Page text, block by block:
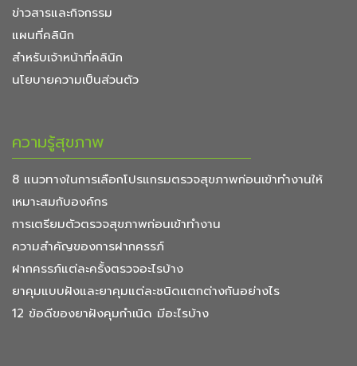
ข่าวสารและกิจกรรม
แผนที่คลินิก
สำหรับเจ้าหน้าที่คลินิก
นโยบายความเป็นส่วนตัว
ความรู้สุขภาพ
8 แนวทางในการเลือกโปรแกรมตรวจสุขภาพก่อนเข้าทำงานให้
เหมาะสมกับองค์กร
การเตรียมตัวตรวจสุขภาพก่อนเข้าทำงาน
ความสำคัญของการฝากครรภ์
ฝากครรภ์แต่ละครั้งตรวจอะไรบ้าง
ยาคุมแบบฝังและยาคุมแต่ละชนิดแตกต่างกันอย่างไร
12 ข้อดีของยาฝังคุมกำเนิด มีอะไรบ้าง